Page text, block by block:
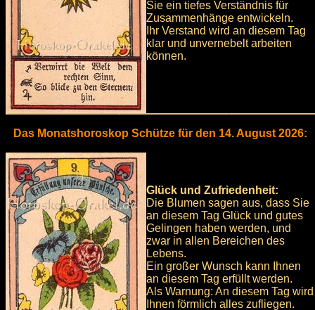
Sie ein tiefes Verständnis für
Zusammenhänge entwickeln.
Ihr Verstand wird an diesem Tag
klar und unvernebelt arbeiten
können.
Das Monatshoroskop Schütze für den 14. August 2026:
Glück und Zufriedenheit:
Die Blumen sagen aus, dass Sie
an diesem Tag Glück und gutes
Gelingen haben werden, und
zwar in allen Bereichen des
Lebens.
Ein großer Wunsch kann Ihnen
an diesem Tag erfüllt werden.
Als Warnung: An diesem Tag wird
Ihnen förmlich alles zufliegen.